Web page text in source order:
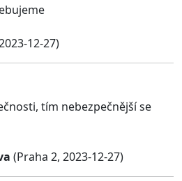
12-27)
tím nebezpečnější se
(Praha 2, 2023-12-27)